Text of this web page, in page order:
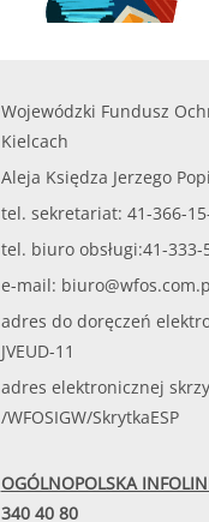
Wojewódzki Fundusz
Kielcach
Aleja Księdza Jerzego
tel. sekretariat: 41-366-
tel. biuro obsługi:41-333-
e-mail:
adres do doręczeń
JVEUD-11
adres elektronicznej
/WFOSIGW/SkrytkaESP
OGÓLNOPOLSKA
340 40 80